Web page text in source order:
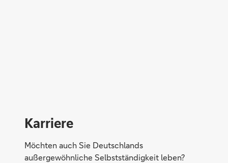
Karriere
Möchten auch Sie Deutschlands
außergewöhnliche Selbstständigkeit leben?